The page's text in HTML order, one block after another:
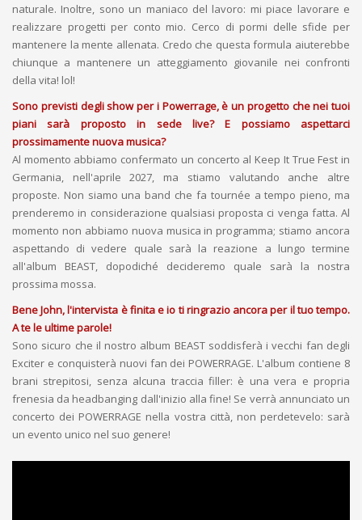
naturale. Inoltre, sono un maniaco del lavoro: mi piace lavorare e
realizzare progetti per conto mio. Cerco di pormi delle sfide per
mantenere la mente allenata. Credo che questa formula aiuterebbe
chiunque a mantenere un atteggiamento giovanile nei confronti
della vita! lol!
Sono previsti degli show per i Powerrage, è un progetto che nei tuoi
piani sarà proposto in sede live? E possiamo aspettarci
prossimamente nuova musica?
Al momento abbiamo confermato un concerto al Keep It True Fest in
Germania, nell'aprile 2027, ma stiamo valutando anche altre
proposte. Non siamo una band che fa tournée a tempo pieno, ma
prenderemo in considerazione qualsiasi proposta ci venga fatta. Al
momento non abbiamo nuova musica in programma; stiamo ancora
aspettando di vedere quale sarà la reazione a lungo termine
all'album BEAST, dopodiché decideremo quale sarà la nostra
prossima mossa.
Bene John, l'intervista è finita e io ti ringrazio ancora per il tuo tempo.
A te le ultime parole!
Sono sicuro che il nostro album BEAST soddisferà i vecchi fan degli
Exciter e conquisterà nuovi fan dei POWERRAGE. L'album contiene 8
brani strepitosi, senza alcuna traccia filler: è una vera e propria
frenesia da headbanging dall'inizio alla fine! Se verrà annunciato un
concerto dei POWERRAGE nella vostra città, non perdetevelo: sarà
un evento unico nel suo genere!